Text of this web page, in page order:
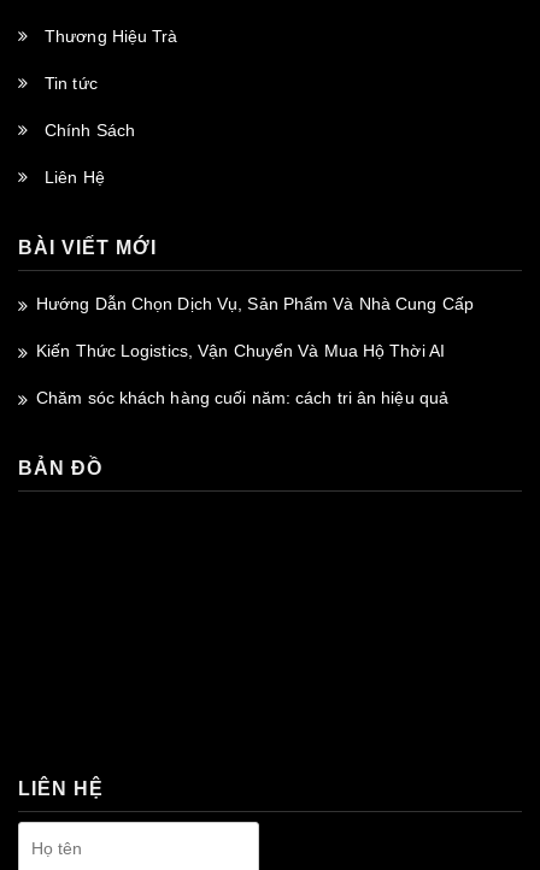
Thương Hiệu Trà
Tin tức
Chính Sách
Liên Hệ
BÀI VIẾT MỚI
Hướng Dẫn Chọn Dịch Vụ, Sản Phẩm Và Nhà Cung Cấp
Kiến Thức Logistics, Vận Chuyển Và Mua Hộ Thời AI
Chăm sóc khách hàng cuối năm: cách tri ân hiệu quả
BẢN ĐỒ
LIÊN HỆ